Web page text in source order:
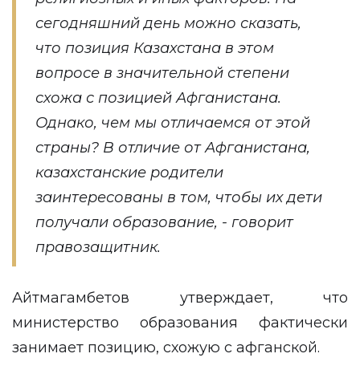
сегодняшний день можно сказать,
что позиция Казахстана в этом
вопросе в значительной степени
схожа с позицией Афганистана.
Однако, чем мы отличаемся от этой
страны? В отличие от Афганистана,
казахстанские родители
заинтересованы в том, чтобы их дети
получали образование, - говорит
правозащитник.
Айтмагамбетов утверждает, что
министерство образования фактически
занимает позицию, схожую с афганской.